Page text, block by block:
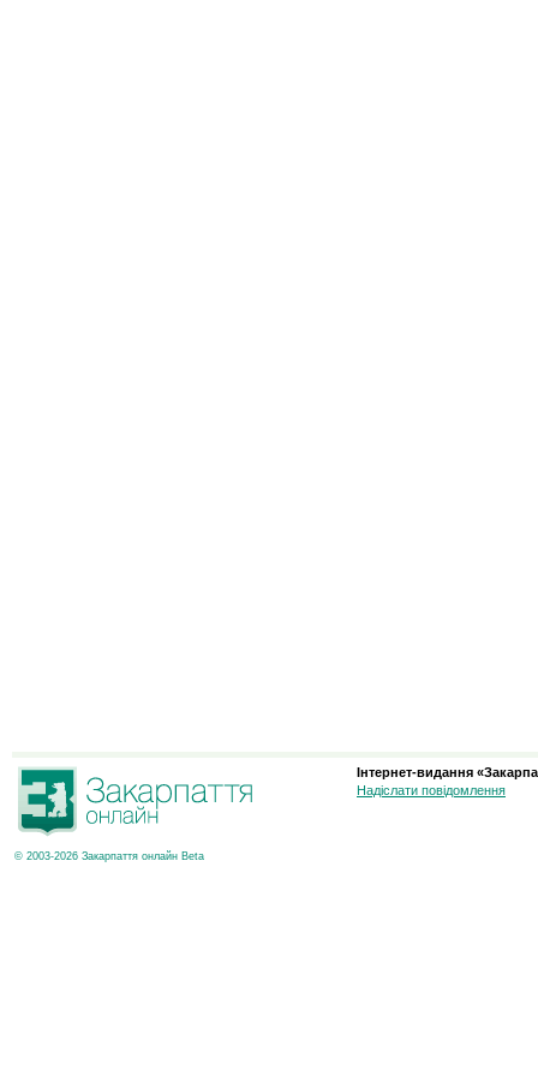
© 2003-2026 Закарпаття онлайн Beta
Інтернет-видання
Надіслати повідомлення